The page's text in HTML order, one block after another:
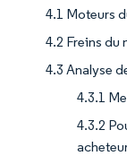
4.1 Moteurs
4.2 Freins du
4.3 Analyse
4.3.1
4.3.2